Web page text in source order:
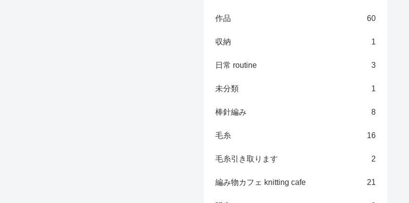
作品 60
収納 1
日常 routine 3
未分類 1
棒針編み 8
毛糸 16
毛糸引き取ります 2
編み物カフェ knitting cafe 21